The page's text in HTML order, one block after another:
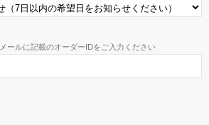
ールに記載のオーダーIDをご入力ください